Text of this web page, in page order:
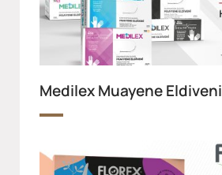
Medilex Muayene Eldiveni